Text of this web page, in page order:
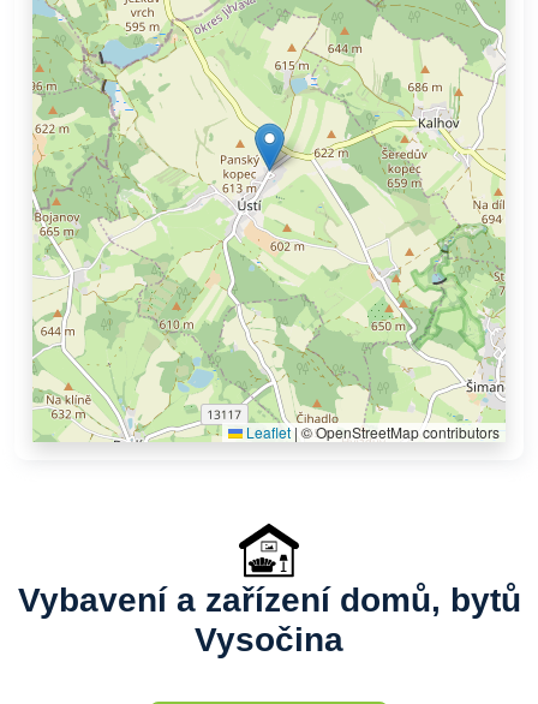
Leaflet |© OpenStreetMap contributors
Vybavení a zařízení domů, bytů
Vysočina